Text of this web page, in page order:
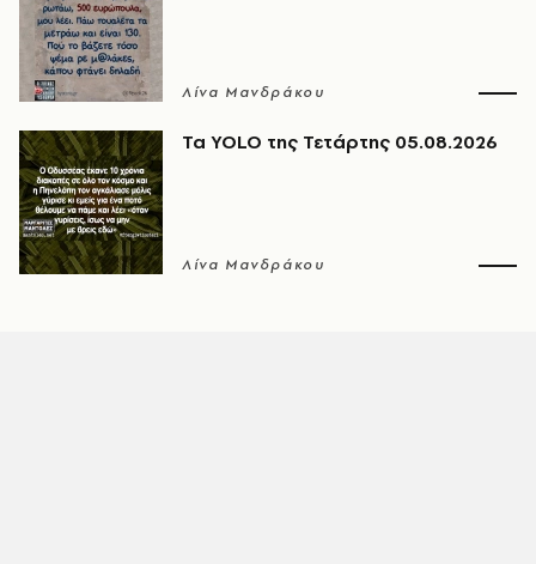
Λίνα Μανδράκου
Τα YOLO της Τετάρτης 05.08.2026
Λίνα Μανδράκου